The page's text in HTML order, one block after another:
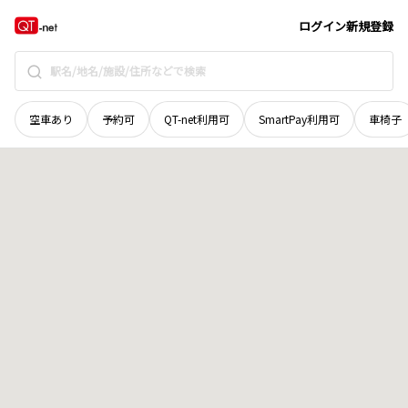
ログイン新規登録
空車あり 予約可 QT-net利用可 SmartPay利用可 車椅子
岡山県